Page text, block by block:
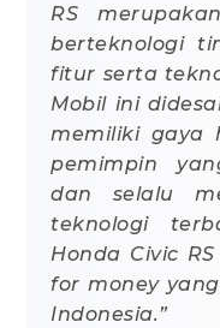
RS
berteknologi
fitur serta
Mobil ini
memiliki gaya
pemimpin
dan selalu
teknologi
Honda Civic
for money
Indonesia.”